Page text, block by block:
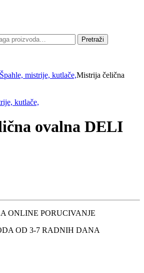
Pretraži
Špahle, mistrije, kutlače,Mistrija čelična
kutlače,
ovalna DELI
ONLINE PORUCIVANJE
OD 3-7 RADNIH DANA